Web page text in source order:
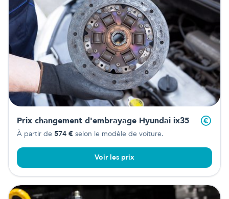
Prix changement d'embrayage Hyundai ix35
À partir de 574 € selon le modèle de voiture.
Voir les prix